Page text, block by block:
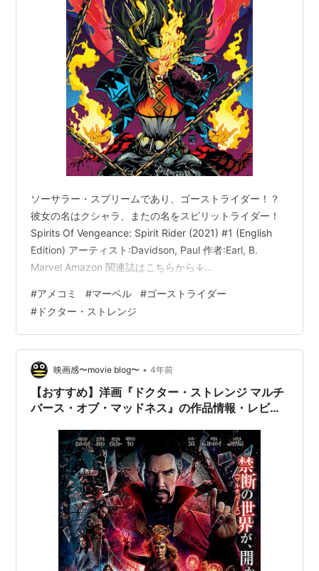
ソーサラー・スプリームであり、ゴーストライダー！？
彼女の名はクシャラ、またの名をスピリットライダー！
Spirits Of Vengeance: Spirit Rider (2021) #1 (English
Edition) アーティスト:Davidson, Paul 作者:Earl, B.
Marvel Amazon 関連誌はこちらから↓
人たちと談笑していたクシャラの元を“至高の魔術師”ドク
ターストレンジと初代ゴーストライダーことジョニー・
ブレイズが訪ねてきた。 ジョニーは地獄の王『キング・
オブ・ヘル』となってい…
#アメコミ #マーベル #ゴーストライダー
# ドクター・ストレンジ
映画感〜movie blog〜 • 4年前
【おすすめ】洋画『ドクター・ストレンジ マルチ
バース・オブ・マッドネス』の作品情報・レビュ